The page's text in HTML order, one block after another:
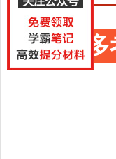
更多